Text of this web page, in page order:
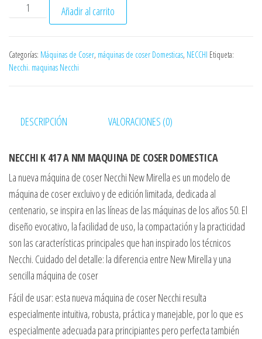
NECCHI K 417 A NM cantidad
Añadir al carrito
Categorías: Máquinas de Coser, máquinas de coser Domesticas, NECCHI Etiqueta:
Necchi. maquinas Necchi
DESCRIPCIÓN VALORACIONES (0)
NECCHI K 417 A NM MAQUINA DE COSER DOMESTICA
La nueva máquina de coser Necchi New Mirella es un modelo de
máquina de coser excluivo y de edición limitada, dedicada al
centenario, se inspira en las líneas de las máquinas de los años 50. El
diseño evocativo, la facilidad de uso, la compactación y la practicidad
son las características principales que han inspirado los técnicos
Necchi. Cuidado del detalle: la diferencia entre New Mirella y una
sencilla máquina de coser
Fácil de usar: esta nueva máquina de coser Necchi resulta
especialmente intuitiva, robusta, práctica y manejable, por lo que es
especialmente adecuada para principiantes pero perfecta también